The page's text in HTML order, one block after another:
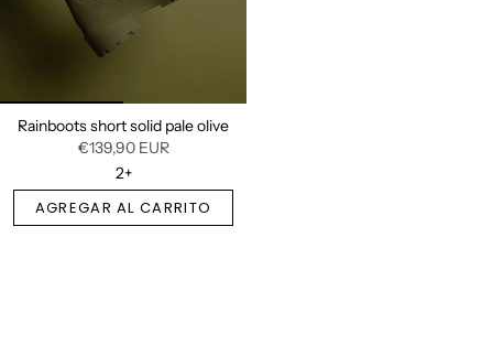
Rainboots short solid pale olive
€139,90 EUR
2+
AGREGAR AL CARRITO